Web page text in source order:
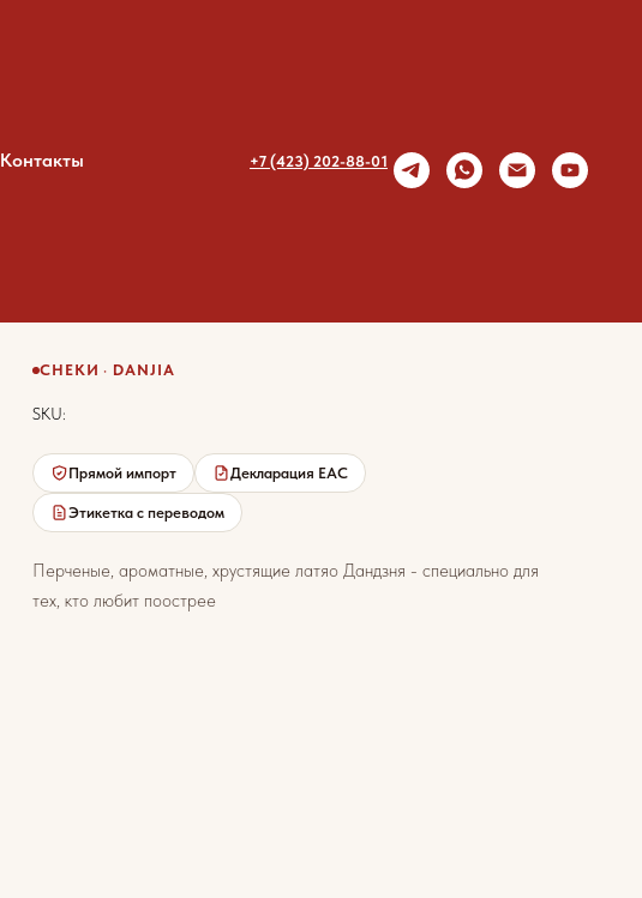
Контакты +7 (423) 202-88-01
СНЕКИ · DANJIA
SKU:
Прямой импорт Декларация EAC
Этикетка с переводом
Перченые, ароматные, хрустящие латяо Дандзня - специально для
тех, кто любит поострее